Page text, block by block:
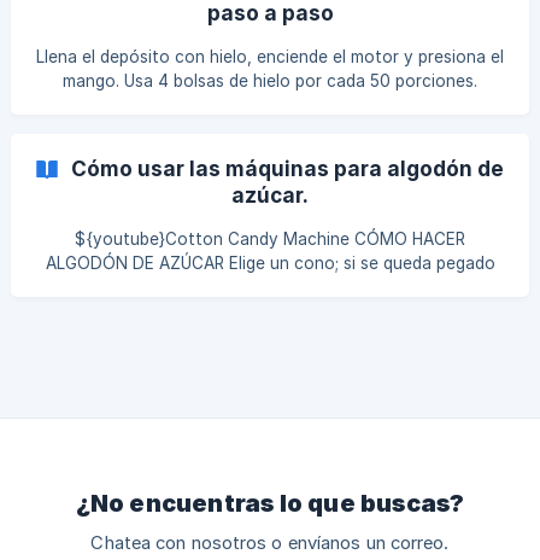
paso a paso
Llena el depósito con hielo, enciende el motor y presiona el
mango. Usa 4 bolsas de hielo por cada 50 porciones.
Cómo usar las máquinas para algodón de
azúcar.
${youtube}Cotton Candy Machine CÓMO HACER
ALGODÓN DE AZÚCAR Elige un cono; si se queda pegado
¿No encuentras lo que buscas?
Chatea con nosotros o envíanos un correo.